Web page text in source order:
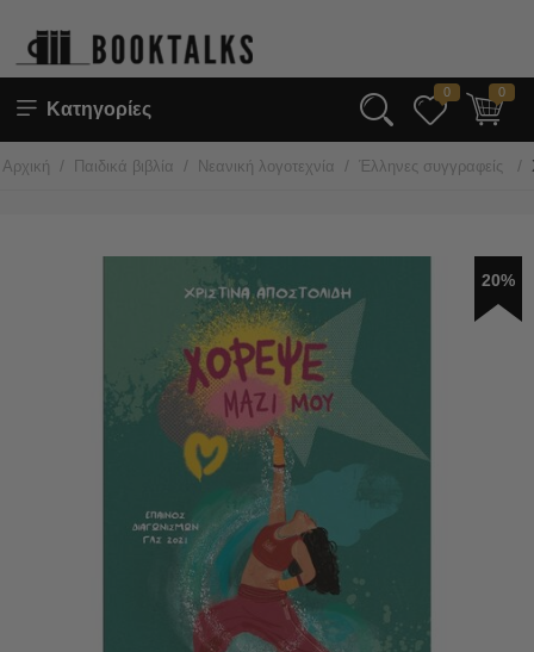
Κατηγορίες
0 0
Αρχική / Παιδικά βιβλία / Νεανική λογοτεχνία / Έλληνες συγγραφείς /
20%